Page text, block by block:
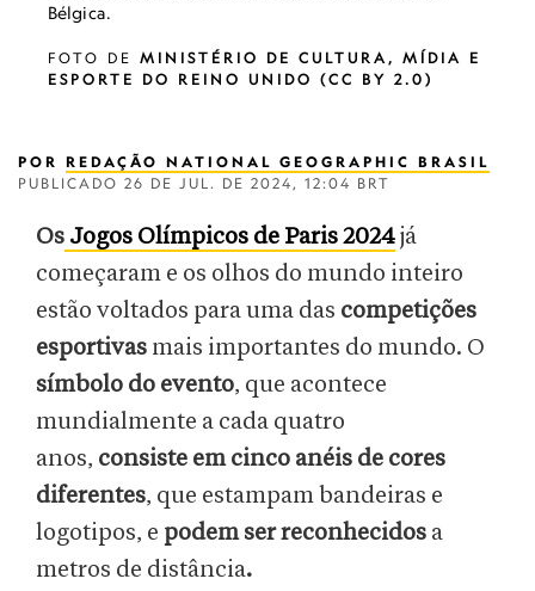
Bélgica.
FOTO DE MINISTÉRIO DE CULTURA, MÍDIA E
ESPORTE DO REINO UNIDO (CC BY 2.0)
POR REDAÇÃO NATIONAL GEOGRAPHIC BRASIL
PUBLICADO 26 DE JUL. DE 2024, 12:04 BRT
Os Jogos Olímpicos de Paris 2024já
começaram e os olhos do mundo inteiro
estão voltados para uma das competições
esportivas mais importantes do mundo. O
símbolo do evento, que acontece
mundialmente a cada quatro
anos, consiste em cinco anéis de cores
diferentes, que estampam bandeiras e
logotipos, e podem ser reconhecidos a
metros de distância.